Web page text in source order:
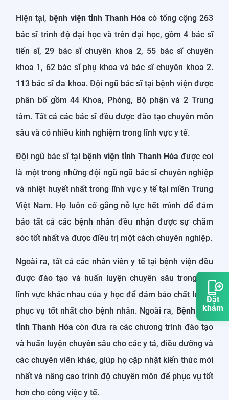
Đặt
khám
Hiện tại, bệnh viện tỉnh Thanh Hóacó tổng cộng 263
bác sĩ trình độ đại học và trên đại học, gồm 4 bác sĩ
tiến sĩ, 29 bác sĩ chuyên khoa 2, 55 bác sĩ chuyên
khoa 1, 62 bác sĩ phụ khoa và bác sĩ chuyên khoa 2.
113 bác sĩ đa khoa. Đội ngũ bác sĩ tại bệnh viện được
phân bố gồm 44 Khoa, Phòng, Bộ phận và 2 Trung
tâm. Tất cả các bác sĩ đều được đào tạo chuyên môn
sâu và có nhiều kinh nghiệm trong lĩnh vực y tế.
Đội ngũ bác sĩ tại bệnh viện tỉnh Thanh Hóa được coi
là một trong những đội ngũ ngũ bác sĩ chuyên nghiệp
và nhiệt huyết nhất trong lĩnh vực y tế tại miền Trung
Việt Nam. Họ luôn cố gắng nỗ lực hết mình để đảm
bảo tất cả các bệnh nhân đều nhận được sự chăm
sóc tốt nhất và được điều trị một cách chuyên nghiệp.
Ngoài ra, tất cả các nhân viên y tế tại bệnh viện đều
được đào tạo và huấn luyện chuyên sâu trong các
lĩnh vực khác nhau của y học để đảm bảo chất lượng
phục vụ tốt nhất cho bệnh nhân. Ngoài ra, Bệnh viện
tỉnh Thanh Hóa còn đưa ra các chương trình đào tạo
và huấn luyện chuyên sâu cho các y tá, điều dưỡng và
các chuyên viên khác, giúp họ cập nhật kiến ​​thức mới
nhất và nâng cao trình độ chuyên môn để phục vụ tốt
hơn cho công việc y tế.